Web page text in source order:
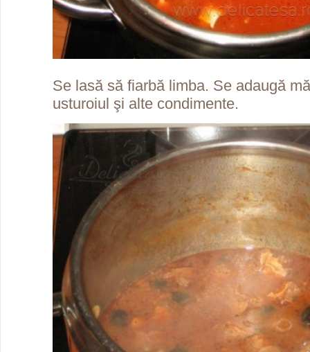
Se lasă să fiarbă limba. Se adaugă
usturoiul şi alte condimente.